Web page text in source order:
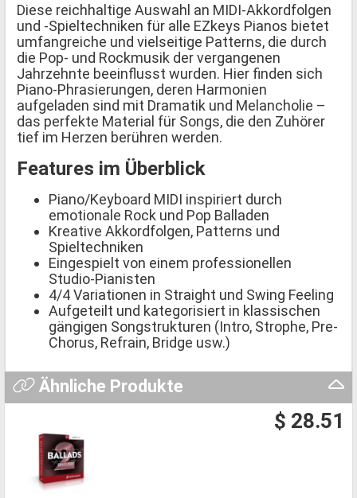
Diese reichhaltige Auswahl an MIDI-Akkordfolgen
und -Spieltechniken für alle EZkeys Pianos bietet
umfangreiche und vielseitige Patterns, die durch
die Pop- und Rockmusik der vergangenen
Jahrzehnte beeinflusst wurden. Hier finden sich
Piano-Phrasierungen, deren Harmonien
aufgeladen sind mit Dramatik und Melancholie –
das perfekte Material für Songs, die den Zuhörer
tief im Herzen berühren werden.
Features im Überblick
Piano/Keyboard MIDI inspiriert durch
emotionale Rock und Pop Balladen
Kreative Akkordfolgen, Patterns und
Spieltechniken
Eingespielt von einem professionellen
Studio-Pianisten
4/4 Variationen in Straight und Swing Feeling
Aufgeteilt und kategorisiert in klassischen
gängigen Songstrukturen (Intro, Strophe, Pre-
Chorus, Refrain, Bridge usw.)
Ähnliche Produkte
$ 28.51